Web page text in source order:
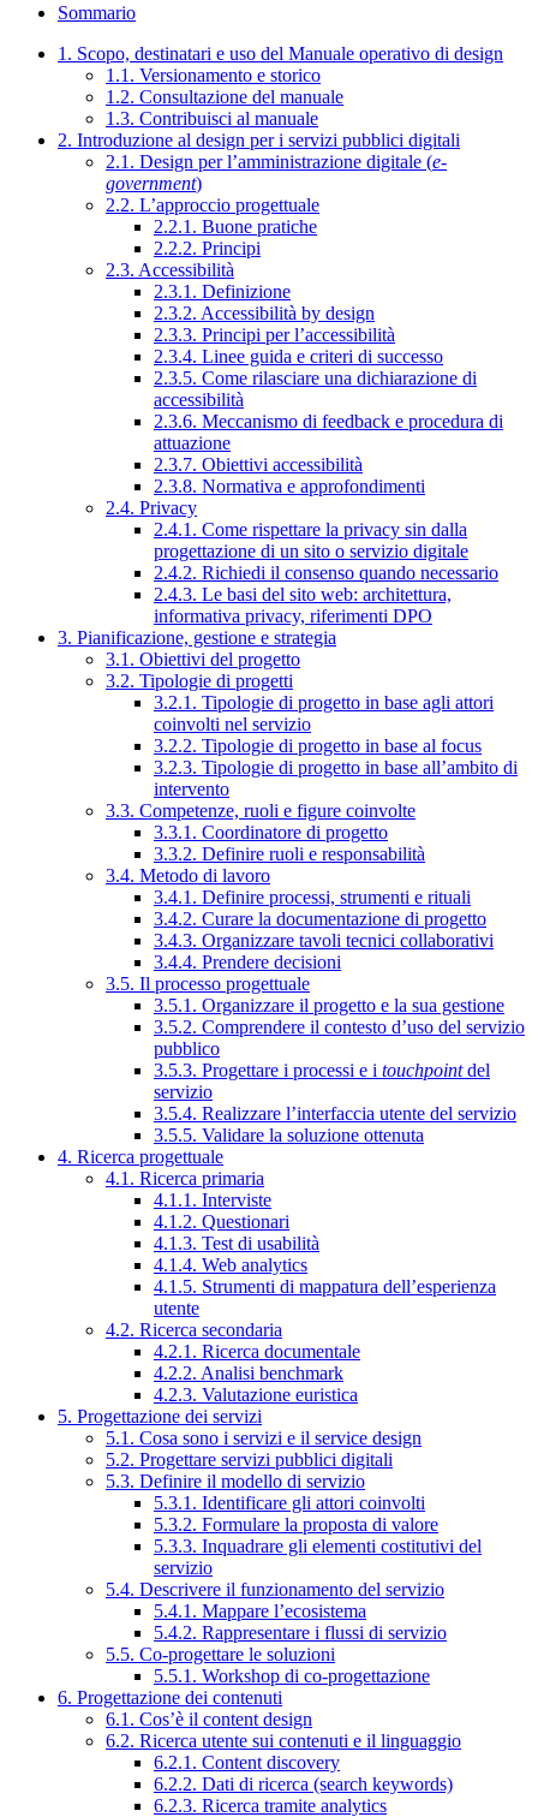
Sommario
1. Scopo, destinatari e uso del Manuale operativo di design
1.1. Versionamento e storico
1.2. Consultazione del manuale
1.3. Contribuisci al manuale
2. Introduzione al design per i servizi pubblici digitali
2.1. Design per l’amministrazione digitale (e-
government)
2.2. L’approccio progettuale
2.2.1. Buone pratiche
2.2.2. Principi
2.3. Accessibilità
2.3.1. Definizione
2.3.2. Accessibilità by design
2.3.3. Principi per l’accessibilità
2.3.4. Linee guida e criteri di successo
2.3.5. Come rilasciare una dichiarazione di
accessibilità
2.3.6. Meccanismo di feedback e procedura di
attuazione
2.3.7. Obiettivi accessibilità
2.3.8. Normativa e approfondimenti
2.4. Privacy
2.4.1. Come rispettare la privacy sin dalla
progettazione di un sito o servizio digitale
2.4.2. Richiedi il consenso quando necessario
2.4.3. Le basi del sito web: architettura,
informativa privacy, riferimenti DPO
3. Pianificazione, gestione e strategia
3.1. Obiettivi del progetto
3.2. Tipologie di progetti
3.2.1. Tipologie di progetto in base agli attori
coinvolti nel servizio
3.2.2. Tipologie di progetto in base al focus
3.2.3. Tipologie di progetto in base all’ambito di
intervento
3.3. Competenze, ruoli e figure coinvolte
3.3.1. Coordinatore di progetto
3.3.2. Definire ruoli e responsabilità
3.4. Metodo di lavoro
3.4.1. Definire processi, strumenti e rituali
3.4.2. Curare la documentazione di progetto
3.4.3. Organizzare tavoli tecnici collaborativi
3.4.4. Prendere decisioni
3.5. Il processo progettuale
3.5.1. Organizzare il progetto e la sua gestione
3.5.2. Comprendere il contesto d’uso del servizio
pubblico
3.5.3. Progettare i processi e i touchpointdel
servizio
3.5.4. Realizzare l’interfaccia utente del servizio
3.5.5. Validare la soluzione ottenuta
4. Ricerca progettuale
4.1. Ricerca primaria
4.1.1. Interviste
4.1.2. Questionari
4.1.3. Test di usabilità
4.1.4. Web analytics
4.1.5. Strumenti di mappatura dell’esperienza
utente
4.2. Ricerca secondaria
4.2.1. Ricerca documentale
4.2.2. Analisi benchmark
4.2.3. Valutazione euristica
5. Progettazione dei servizi
5.1. Cosa sono i servizi e il service design
5.2. Progettare servizi pubblici digitali
5.3. Definire il modello di servizio
5.3.1. Identificare gli attori coinvolti
5.3.2. Formulare la proposta di valore
5.3.3. Inquadrare gli elementi costitutivi del
servizio
5.4. Descrivere il funzionamento del servizio
5.4.1. Mappare l’ecosistema
5.4.2. Rappresentare i flussi di servizio
5.5. Co-progettare le soluzioni
5.5.1. Workshop di co-progettazione
6. Progettazione dei contenuti
6.1. Cos’è il content design
6.2. Ricerca utente sui contenuti e il linguaggio
6.2.1. Content discovery
6.2.2. Dati di ricerca (search keywords)
6.2.3. Ricerca tramite analytics